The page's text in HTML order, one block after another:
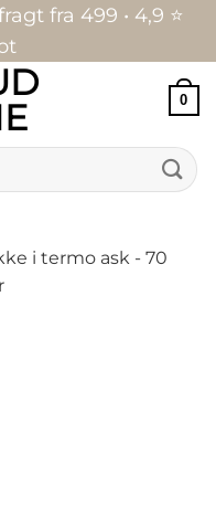
fra 499 • 4,9 ⭐
0